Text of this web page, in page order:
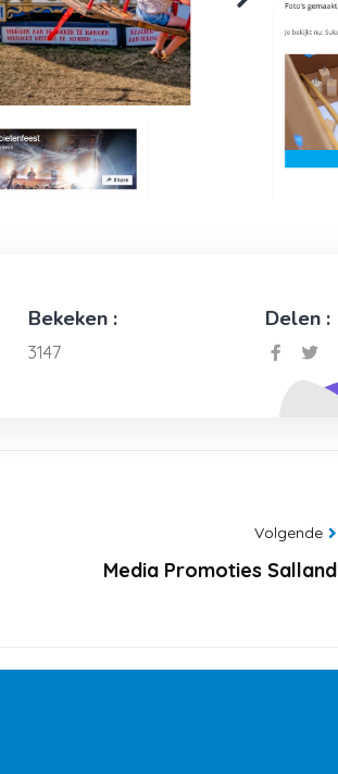
Bekeken :
3147
Delen :
Volgende
Media Promoties Salland